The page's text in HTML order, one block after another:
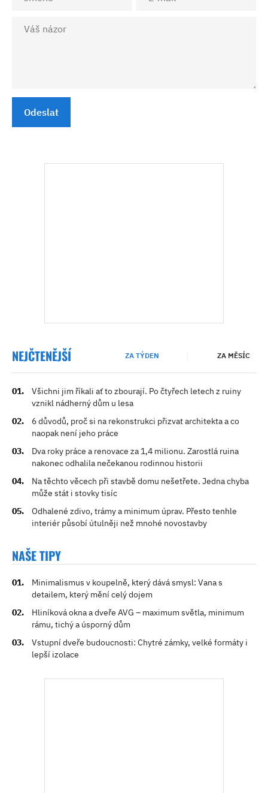
Odeslat
NEJČTENĚJŠÍ ZA TÝDEN ZA MĚSÍC
Všichni jim říkali ať to zbourají. Po čtyřech letech z ruiny
vznikl nádherný dům u lesa
6 důvodů, proč si na rekonstrukci přizvat architekta a co
naopak není jeho práce
Dva roky práce a renovace za 1,4 milionu. Zarostlá ruina
nakonec odhalila nečekanou rodinnou historii
Na těchto věcech při stavbě domu nešetřete. Jedna chyba
může stát i stovky tisíc
Odhalené zdivo, trámy a minimum úprav. Přesto tenhle
interiér působí útulněji než mnohé novostavby
NAŠE TIPY
Minimalismus v koupelně, který dává smysl: Vana s
detailem, který mění celý dojem
Hliníková okna a dveře AVG – maximum světla, minimum
rámu, tichý a úsporný dům
Vstupní dveře budoucnosti: Chytré zámky, velké formáty i
lepší izolace